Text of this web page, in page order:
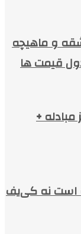
و ماهیچه
قیمت ها
+
است نه کی‌یف